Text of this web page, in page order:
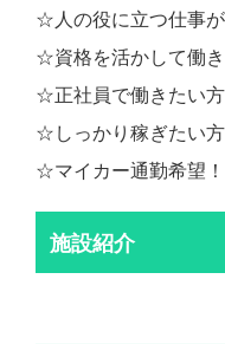
☆人の役に立つ仕事が
☆資格を活かして働き
☆正社員で働きたい方
☆しっかり稼ぎたい方
☆マイカー通勤希望！
施設紹介